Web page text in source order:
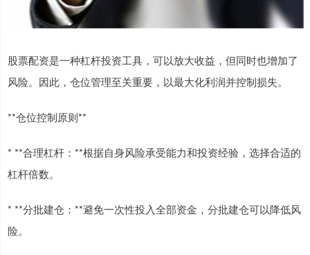
股票配资是一种杠杆投资工具，可以放大收益，但同时也增加了
风险。因此，仓位管理至关重要，以最大化利润并控制损失。
**仓位控制原则**
* **合理杠杆：**根据自身风险承受能力和投资经验，选择合适的
杠杆倍数。
* **分批建仓：**避免一次性投入全部资金，分批建仓可以降低风
险。